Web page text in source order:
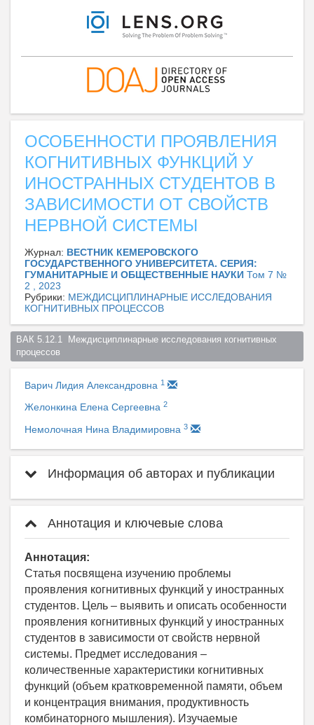
ОСОБЕННОСТИ ПРОЯВЛЕНИЯ
КОГНИТИВНЫХ ФУНКЦИЙ У
ИНОСТРАННЫХ СТУДЕНТОВ В
ЗАВИСИМОСТИ ОТ СВОЙСТВ
НЕРВНОЙ СИСТЕМЫ
Журнал: ВЕСТНИК КЕМЕРОВСКОГО
ГОСУДАРСТВЕННОГО УНИВЕРСИТЕТА. СЕРИЯ:
ГУМАНИТАРНЫЕ И ОБЩЕСТВЕННЫЕ НАУКИ Том 7 №
2 , 2023
Рубрики: МЕЖДИСЦИПЛИНАРНЫЕ ИССЛЕДОВАНИЯ
КОГНИТИВНЫХ ПРОЦЕССОВ
ВАК 5.12.1  Междисциплинарные исследования когнитивных
процессов
Варич Лидия Александровна 1
Желонкина Елена Сергеевна 2
Немолочная Нина Владимировна 3
Информация об авторах и публикации
Аннотация и ключевые слова
Аннотация:
Статья посвящена изучению проблемы
проявления когнитивных функций у иностранных
студентов. Цель – выявить и описать особенности
проявления когнитивных функций у иностранных
студентов в зависимости от свойств нервной
системы. Предмет исследования –
количественные характеристики когнитивных
функций (объем кратковременной памяти, объем
и концентрация внимания, продуктивность
комбинаторного мышления). Изучаемые